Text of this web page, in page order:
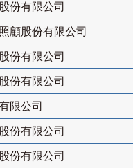
份有限公司
顧股份有限公司
份有限公司
份有限公司
限公司
份有限公司
份有限公司